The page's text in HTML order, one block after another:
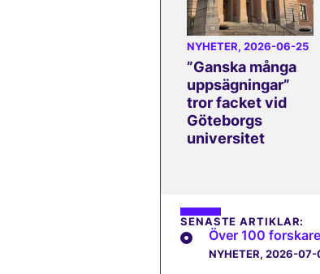
NYHETER, 2026-06-25
”Ganska många
uppsägningar”
tror facket vid
Göteborgs
universitet
SENASTE ARTIKLAR:
Över 100
NYHETER, 2026-07-